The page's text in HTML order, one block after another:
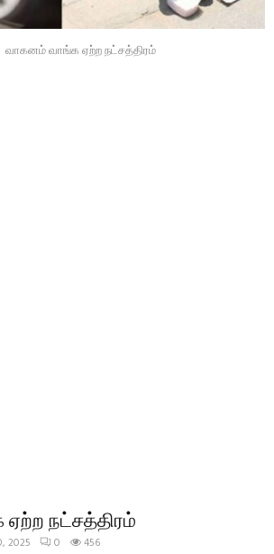
வாகனம் வாங்க ஏற்ற நட்சத்திரம்
நட்சத்திரம்
2025 0 456